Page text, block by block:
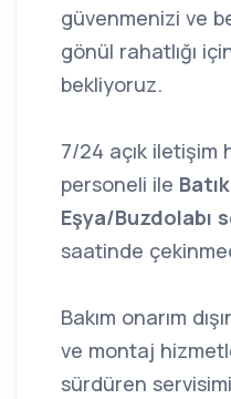
güvenmenizi ve
gönül rahatlığı
bekliyoruz.
7/24 açık iletişim
personeli ile
Eşya/Buzdolabı
saatinde
Bakım onarım
ve montaj
sürdüren